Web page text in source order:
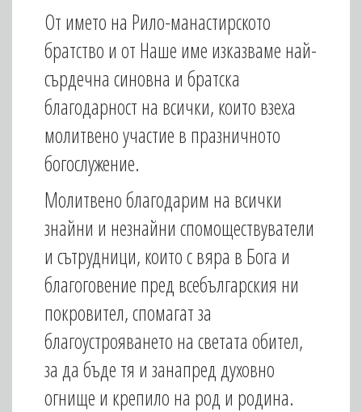
От името на Рило-манастирското
братство и от Наше име изказваме най-
сърдечна синовна и братска
благодарност на всички, които взеха
молитвено участие в празничното
богослужение.
Молитвено благодарим на всички
знайни и незнайни спомоществуватели
и сътрудници, които с вяра в Бога и
благоговение пред всебългарския ни
покровител, спомагат за
благоустрояването на светата обител,
за да бъде тя и занапред духовно
огнище и крепило на род и родина.